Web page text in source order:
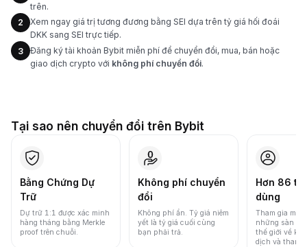
trên.
2
Xem ngay giá trị tương đương bằng SEI dựa trên tỷ giá hối đoái
DKK sang SEI trực tiếp.
3
Đăng ký tài khoản Bybit miễn phí để chuyển đổi, mua, bán hoặc
giao dịch crypto với không phí chuyển đổi.
Tại sao nên chuyển đổi trên Bybit
Bằng Chứng Dự
Trữ
Dự trữ 1:1 được xác minh
hàng tháng bằng Merkle
proof trên chuỗi.
Không phí chuyển
đổi
Không phí ẩn. Tỷ giá niêm
yết là tỷ giá cuối cùng
bạn phải trả.
Hơn 86
dùng
Tham gia một
những sàn
thế giới về
dịch và thanh